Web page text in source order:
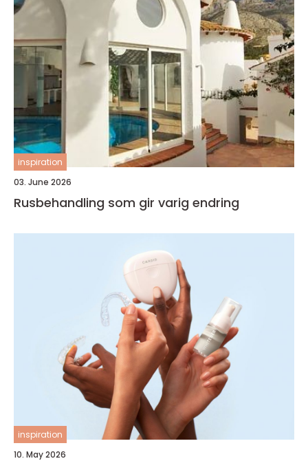
inspiration
03. June 2026
Rusbehandling som gir varig endring
inspiration
10. May 2026